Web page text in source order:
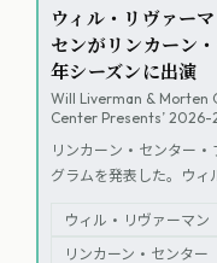
ウィル・リヴァー
センがリンカーン
年シーズンに出演
Will Liverman & Morten
Center Presents’ 2026-
リンカーン・センター
グラムを発表した。ウィ
ウィル・リヴァーマン
リンカーン・センター